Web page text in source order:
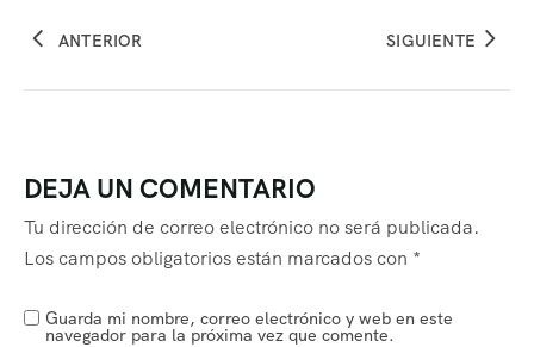
ANTERIOR SIGUIENTE
DEJA UN COMENTARIO
Tu dirección de correo electrónico no será publicada.
Los campos obligatorios están marcados con *
Guarda mi nombre, correo electrónico y web en este
navegador para la próxima vez que comente.